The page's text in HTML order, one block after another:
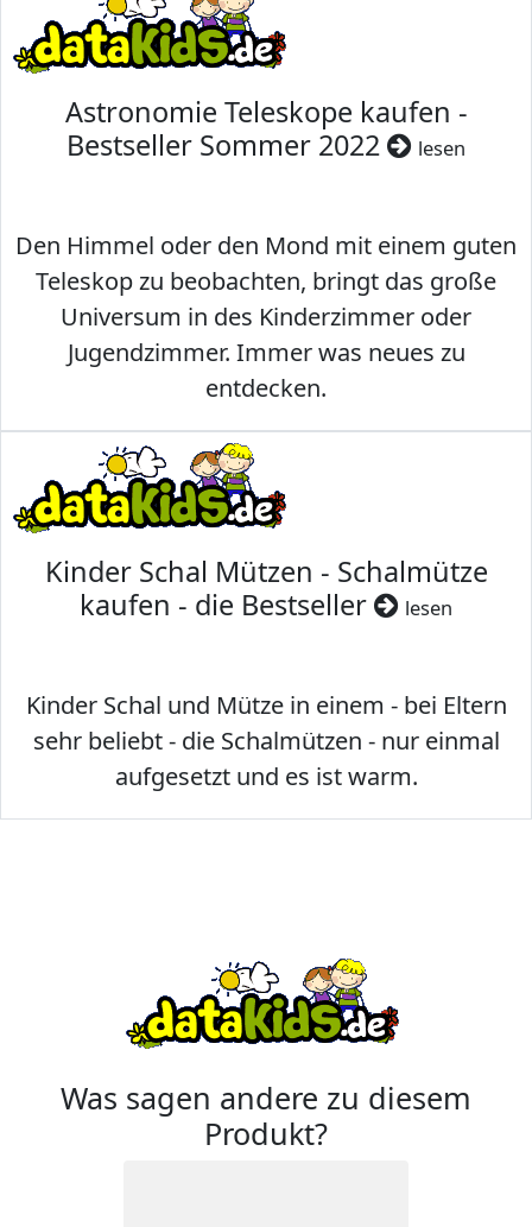
Astronomie Teleskope kaufen -
Bestseller Sommer 2022
lesen
Den Himmel oder den Mond mit einem guten
Teleskop zu beobachten, bringt das große
Universum in des Kinderzimmer oder
Jugendzimmer. Immer was neues zu
entdecken.
Kinder Schal Mützen - Schalmütze
kaufen - die Bestseller
lesen
Kinder Schal und Mütze in einem - bei Eltern
sehr beliebt - die Schalmützen - nur einmal
aufgesetzt und es ist warm.
Was sagen andere zu diesem
Produkt?